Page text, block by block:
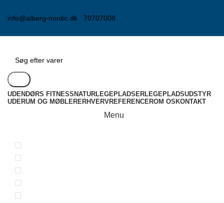
info@alberg-nordic.dk 70707008
UDENDØRS FITNESS NATURLEGEPLADSERLEGEPLADSUDSTYR
UDERUM OG MØBLERERHVERVREFERENCEROM OS KONTAKT
Menu